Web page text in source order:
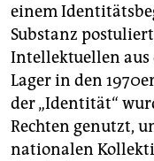
einem
Substanz
Intellektuellen aus
Lager in den
der „Identität“
Rechten genutzt,
nationalen